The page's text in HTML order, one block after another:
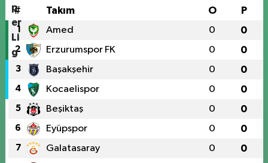
# Takım O P
1 Amed 0 0
2 Erzurumspor FK 0 0
3 Başakşehir 0 0
4 Kocaelispor 0 0
5 Beşiktaş 0 0
6 Eyüpspor 0 0
7 Galatasaray 0 0